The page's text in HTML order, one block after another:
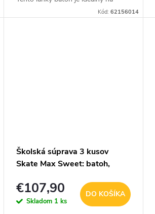
každodenné nosenie na výlety, do
Kód: 62156014
Školská súprava 3 kusov
Skate Max Sweet: batoh,
€107,90
Skladom 1 ks
DO KOŠÍKA